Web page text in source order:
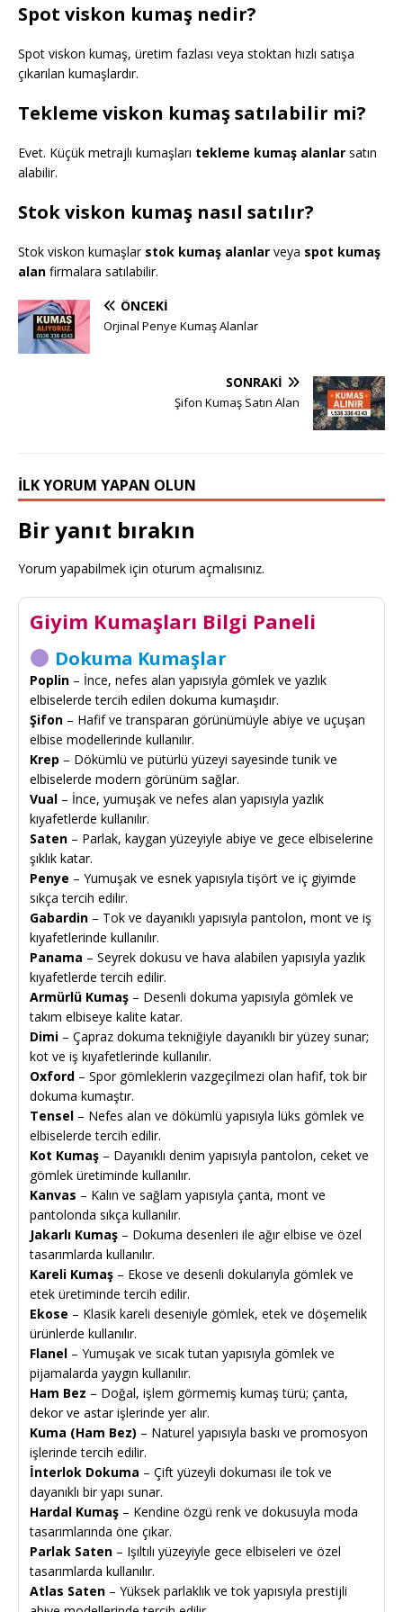
Spot viskon kumaş nedir?
Spot viskon kumaş, üretim fazlası veya stoktan hızlı satışa
çıkarılan kumaşlardır.
Tekleme viskon kumaş satılabilir mi?
Evet. Küçük metrajlı kumaşları tekleme kumaş alanlar satın
alabilir.
Stok viskon kumaş nasıl satılır?
Stok viskon kumaşlar stok kumaş alanlar veya spot kumaş
alan firmalara satılabilir.
ÖNCEKI
Orjinal Penye Kumaş Alanlar
SONRAKI
Şifon Kumaş Satın Alan
İLK YORUM YAPAN OLUN
Bir yanıt bırakın
Yorum yapabilmek için oturum açmalısınız.
Giyim Kumaşları Bilgi Paneli
Dokuma Kumaşlar
Poplin – İnce, nefes alan yapısıyla gömlek ve yazlık
elbiselerde tercih edilen dokuma kumaşıdır.
Şifon – Hafif ve transparan görünümüyle abiye ve uçuşan
elbise modellerinde kullanılır.
Krep – Dökümlü ve pütürlü yüzeyi sayesinde tunik ve
elbiselerde modern görünüm sağlar.
Vual – İnce, yumuşak ve nefes alan yapısıyla yazlık
kıyafetlerde kullanılır.
Saten – Parlak, kaygan yüzeyiyle abiye ve gece elbiselerine
şıklık katar.
Penye – Yumuşak ve esnek yapısıyla tişört ve iç giyimde
sıkça tercih edilir.
Gabardin – Tok ve dayanıklı yapısıyla pantolon, mont ve iş
kıyafetlerinde kullanılır.
Panama – Seyrek dokusu ve hava alabilen yapısıyla yazlık
kıyafetlerde tercih edilir.
Armürlü Kumaş – Desenli dokuma yapısıyla gömlek ve
takım elbiseye kalite katar.
Dimi – Çapraz dokuma tekniğiyle dayanıklı bir yüzey sunar;
kot ve iş kıyafetlerinde kullanılır.
Oxford – Spor gömleklerin vazgeçilmezi olan hafif, tok bir
dokuma kumaştır.
Tensel – Nefes alan ve dökümlü yapısıyla lüks gömlek ve
elbiselerde tercih edilir.
Kot Kumaş – Dayanıklı denim yapısıyla pantolon, ceket ve
gömlek üretiminde kullanılır.
Kanvas – Kalın ve sağlam yapısıyla çanta, mont ve
pantolonda sıkça kullanılır.
Jakarlı Kumaş – Dokuma desenleri ile ağır elbise ve özel
tasarımlarda kullanılır.
Kareli Kumaş – Ekose ve desenli dokularıyla gömlek ve
etek üretiminde tercih edilir.
Ekose – Klasik kareli deseniyle gömlek, etek ve döşemelik
ürünlerde kullanılır.
Flanel – Yumuşak ve sıcak tutan yapısıyla gömlek ve
pijamalarda yaygın kullanılır.
Ham Bez – Doğal, işlem görmemiş kumaş türü; çanta,
dekor ve astar işlerinde yer alır.
Kuma (Ham Bez) – Naturel yapısıyla baskı ve promosyon
işlerinde tercih edilir.
İnterlok Dokuma – Çift yüzeyli dokuması ile tok ve
dayanıklı bir yapı sunar.
Hardal Kumaş – Kendine özgü renk ve dokusuyla moda
tasarımlarında öne çıkar.
Parlak Saten – Işıltılı yüzeyiyle gece elbiseleri ve özel
tasarımlarda kullanılır.
Atlas Saten – Yüksek parlaklık ve tok yapısıyla prestijli